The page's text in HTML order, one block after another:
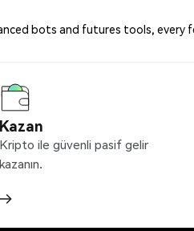
bots and futures tools,
Kazan
Kripto ile güvenli pasif gelir
kazanın.